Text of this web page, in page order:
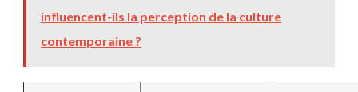
influencent-ils la perception de la culture
contemporaine ?